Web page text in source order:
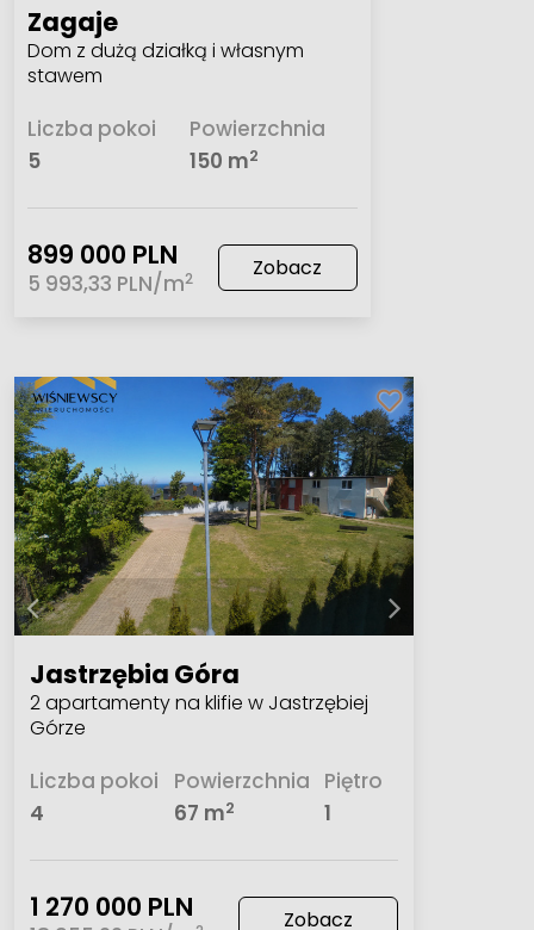
Zagaje
Dom z dużą działką i własnym
stawem
Liczba pokoi
5
Powierzchnia
150 m2
899 000 PLN
5 993,33 PLN/m2 Zobacz
Jastrzębia Góra
2 apartamenty na klifie w Jastrzębiej
Górze
Liczba pokoi
4
Powierzchnia
67 m2
Piętro
1
1 270 000 PLN Zobacz